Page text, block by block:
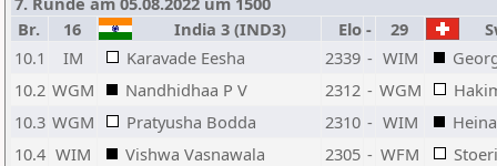
Br.
16 India 3 (IND3) Elo - 29
10.1
IM Karavade Eesha 2339 - WIM
10.2 WGM Nandhidhaa P V 2312 - WGM
10.3 WGM Pratyusha Bodda 2310 - WIM
10.4 WIM Vishwa Vasnawala 2305 - WFM